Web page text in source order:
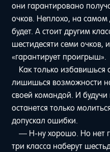
они гарантировано
очков. Неплохо, на
будет. А стоит другим
шестидесяти семи очков,
«гарантирует проигрыш».
Как только избавишься
лишишься возможности
своей командой. И
останется только
допускал ошибки.
— Н-ну хорошо. Но нет
три класса наберут